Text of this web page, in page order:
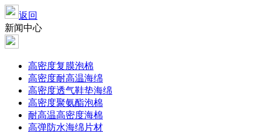
返回
新闻中心
高密度复膜泡棉
高密度耐高温海绵
高密度透气鞋垫海绵
高密度聚氨酯泡棉
耐高温高密度海棉
高弹防水海绵片材